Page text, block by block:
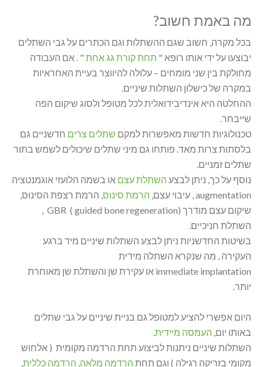
מה באמת חשוב?
בכל מקרה, חשוב שגם ההשתלות וגם הכתרים על גבי השתלים
יבוצעו על ידי אותו רופא " תחת קורת גג אחת " . אם העבודה
מחולקת בין שני מומחים – עלולה להיווצר בעיית האחראיות
במקרה של כישלון השתלות שיניים.
ההחלטה היא אינדיבידואלית לכל מטופל ולסוג שיקום הפה
שייבחר.
טכנולוגיות חדשות מאפשרות למקם שתלים צרים חדשניים גם
בלסתות צרות מאד. פותחו גם מיני שתלים שיכולים לשמש בתור
שתלים זמניים.
נוסף על כך, ניתן לבצע השתלת עצם או בשמה הלועזי אוגמנטציה
augmentation , עיבוי עצם,
הרמת סינוס, הרמת רצפת הסינוס,
שיקום עצם מודרך (GBR ( guided bone regeneration ,
השתלת חניכיים.
בשיטות החדשניות ניתן לבצע השתלות שיניים מיד ברגע
העקירה , מה שנקרא השתלה מידית
immediate implantation או עקירת שן והשתלת שן מאוחרת
יותר.
היום אפשרי להציע למטופל גם בניית שיניים על גבי שתלים
באותו יום, העמסה מיידית.
השתלות שיניים ניתנות לביצוע תחת הרדמה מקומית ( אלחוש
מקומי בזריקה רגילה ) וגם תחת הרדמה מלאה, הרדמה כללית,